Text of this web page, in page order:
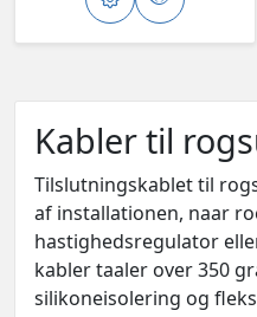
Kabler til
Tilslutningskablet til
af installationen, naar
hastighedsregulator
kabler taaler over 350
silikoneisolering og